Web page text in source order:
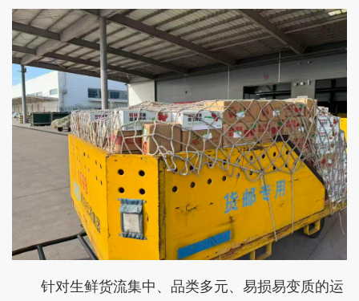
针对生鲜货流集中、品类多元、易损易变质的运